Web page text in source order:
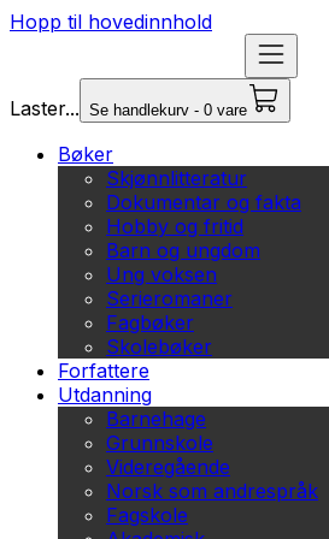
Hopp til hovedinnhold
Laster... Se handlekurv - 0 vare
Bøker
Skjønnlitteratur
Dokumentar og fakta
Hobby og fritid
Barn og ungdom
Ung voksen
Serieromaner
Fagbøker
Skolebøker
Forfattere
Utdanning
Barnehage
Grunnskole
Videregående
Norsk som andrespråk
Fagskole